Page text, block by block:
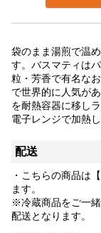
袋のまま湯煎で温
す。バスマティは
粒・芳香で有名な
で世界的に人気が
を耐熱容器に移し
電子レンジで加熱
配送
・こちらの商品は
ます。
※冷蔵商品をご一
配送となります。